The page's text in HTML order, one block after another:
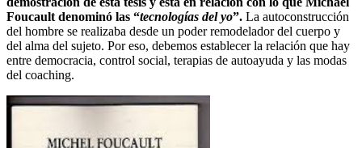
Foucault denominó las “tecnologías del yo”. La autoconstrucción
del hombre se realizaba desde un poder remodelador del cuerpo y
del alma del sujeto. Por eso, debemos establecer la relación que hay
entre democracia, control social, terapias de autoayuda y las modas
del coaching.